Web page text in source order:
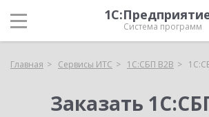
Система программ
Главная Сервисы ИТС 1С:СБП B2B
Заказать